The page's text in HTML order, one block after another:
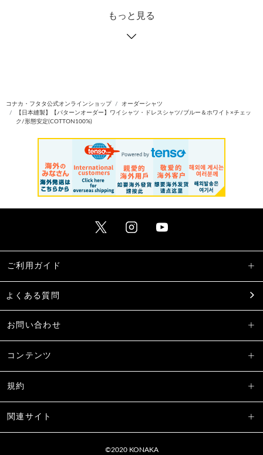
もっと見る
コナカ・フタタ公式オンラインショップ
オーダーシャツ
【日本縫製】【パターンオーダー】ワイシャツ・ドレスシャツ/ブルー＆ホワイト×チェッ
ク/形態安定(COTTON100%)
ご利用ガイド
よくある質問
お問い合わせ
コンテンツ
規約
関連サイト
©2020 KONAKA